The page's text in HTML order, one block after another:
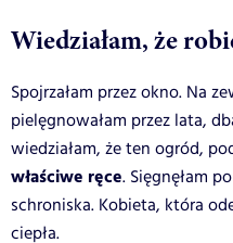
Wiedziałam, że
Spojrzałam przez okno. Na
pielęgnowałam przez lata,
wiedziałam, że ten ogród,
właściwe ręce. Sięgnęłam
schroniska. Kobieta, która
ciepła.